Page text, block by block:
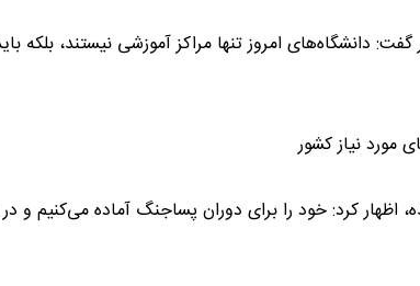
دانشگاه‌های امروز تنها مراکز آموزشی نیستند، بلکه
مورد نیاز کشور
اظهار کرد: خود را برای دوران پساجنگ آماده می‌کنیم و